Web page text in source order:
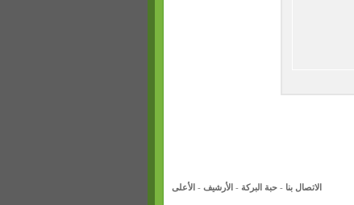
الاتصال بنا -حبة البركة - الأرشيف - الأعلى